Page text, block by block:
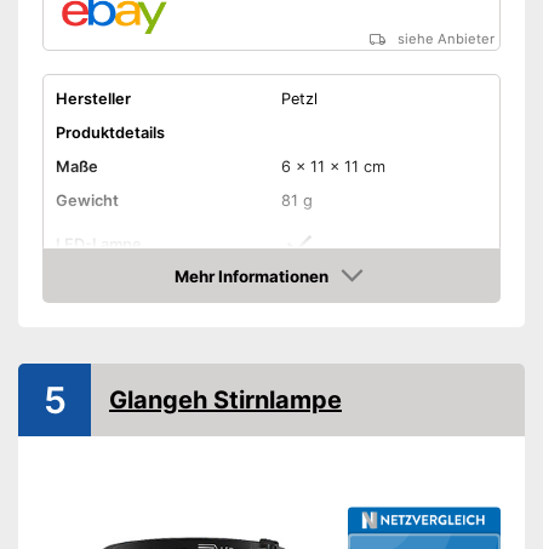
siehe Anbieter
Hersteller
Petzl
Produktdetails
Maße
6 x 11 x 11 cm
Gewicht
81 g
LED-Lampe
Anzahl Lichtmodi
2
Stirnband
Wasserdicht
Mehr Informationen
Amazon
5 Glangeh Stirnlampe